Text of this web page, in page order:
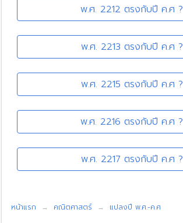
พ.ศ. 2212 ตรงกับปี ค.ศ ?
พ.ศ. 2213 ตรงกับปี ค.ศ ?
พ.ศ. 2215 ตรงกับปี ค.ศ ?
พ.ศ. 2216 ตรงกับปี ค.ศ ?
พ.ศ. 2217 ตรงกับปี ค.ศ ?
หน้าแรก คณิตศาสตร์ แปลงปี พ.ศ.-ค.ศ